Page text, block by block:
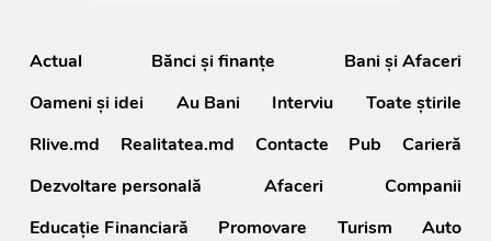
Actual Bănci şi finanţe
Bani și Afaceri
Oameni şi idei
Au Bani Interviu
Toate știrile
Rlive.md
Realitatea.md Contacte Pub
Carieră
Dezvoltare personală
Afaceri
Companii
Educație Financiară
Promovare Turism
Auto